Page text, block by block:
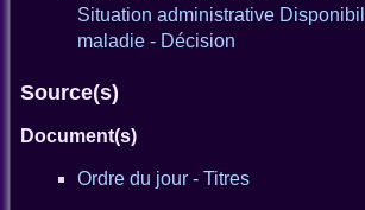
Situation administrative
maladie - Décision
Source(s)
Document(s)
Ordre du jour - Titres